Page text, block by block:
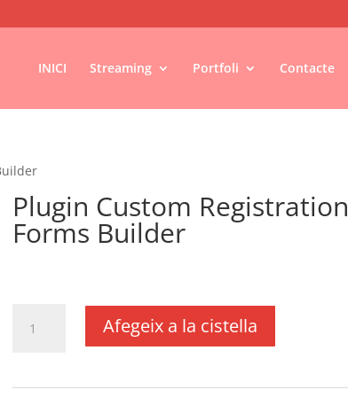
INICI Streaming Portfoli Contacte
Plugin Custom Registration
Forms Builder
Afegeix a la cistella